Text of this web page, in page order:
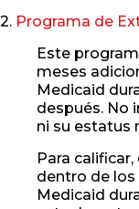
2. Programa de
Este
meses
Medicaid
después. No
ni su estatus
Para
dentro de
Medicaid